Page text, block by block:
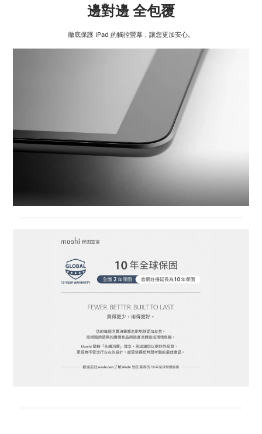
邊對邊 全包覆
徹底保護 iPad 的觸控螢幕，讓您更加安心。